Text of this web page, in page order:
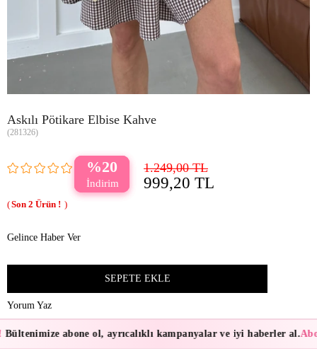
Askılı Pötikare Elbise Kahve
(281326)
20 1.249,00 TL
999,20 TL
2
Gelince Haber Ver
Yorum Yaz
Bültenimize abone ol, ayrıcalıklı kampanyalar ve iyi haberler al.